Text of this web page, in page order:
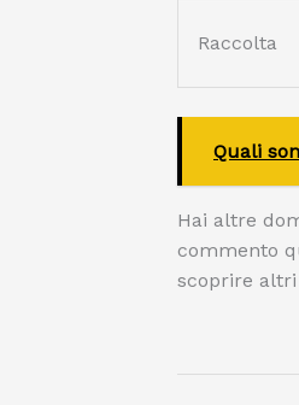
Raccolta
Quali
Hai altre
commento
scoprire